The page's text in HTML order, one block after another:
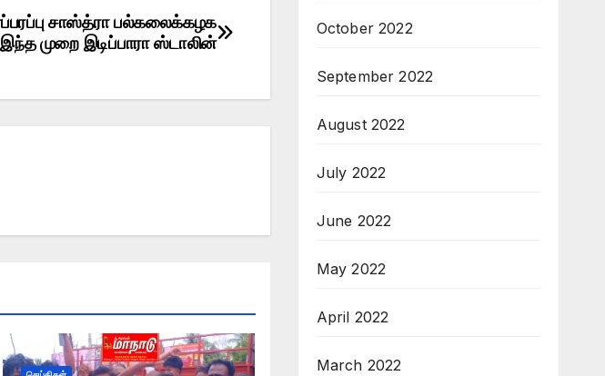
சாஸ்த்ரா பல்கலைக்கழக
முறை இடிப்பாரா ஸ்டாலின்
October 2022
September 2022
August 2022
July 2022
June 2022
May 2022
April 2022
March 2022